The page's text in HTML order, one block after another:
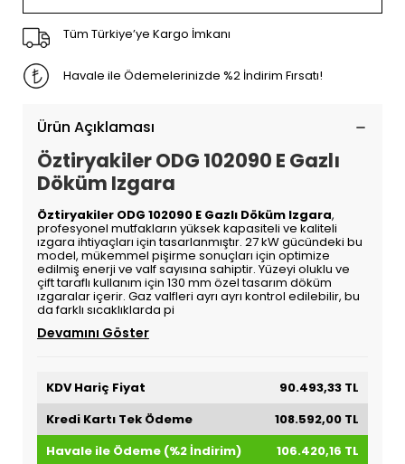
Tüm Türkiye’ye Kargo İmkanı
Havale ile Ödemelerinizde %2 İndirim Fırsatı!
Ürün Açıklaması
Öztiryakiler ODG 102090 E Gazlı
Döküm Izgara
Öztiryakiler ODG 102090 E Gazlı Döküm Izgara,
profesyonel mutfakların yüksek kapasiteli ve kaliteli
ızgara ihtiyaçları için tasarlanmıştır. 27 kW gücündeki bu
model, mükemmel pişirme sonuçları için optimize
edilmiş enerji ve valf sayısına sahiptir. Yüzeyi oluklu ve
çift taraflı kullanım için 130 mm özel tasarım döküm
ızgaralar içerir. Gaz valfleri ayrı ayrı kontrol edilebilir, bu
da farklı sıcaklıklarda pi
Devamını Göster
KDV Hariç Fiyat
90.493,33 TL
Kredi Kartı Tek Ödeme
108.592,00 TL
Havale ile Ödeme (%2 İndirim)
106.420,16 TL